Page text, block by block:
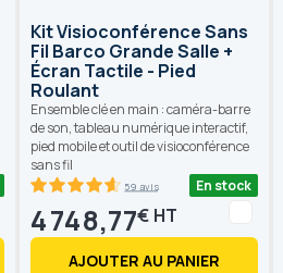
Kit Visioconférence Sans
Fil Barco Grande Salle +
Écran Tactile - Pied
Roulant
Ensemble clé en main : caméra-barre
de son, tableau numérique interactif,
pied mobile et outil de visioconférence
sans fil
59 avis En stock
4 748,77€
AJOUTER AU PANIER